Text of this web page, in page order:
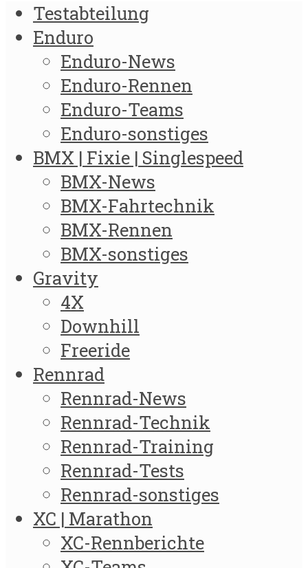
Testabteilung
Enduro
Enduro-News
Enduro-Rennen
Enduro-Teams
Enduro-sonstiges
BMX | Fixie | Singlespeed
BMX-News
BMX-Fahrtechnik
BMX-Rennen
BMX-sonstiges
Gravity
4X
Downhill
Freeride
Rennrad
Rennrad-News
Rennrad-Technik
Rennrad-Training
Rennrad-Tests
Rennrad-sonstiges
XC | Marathon
XC-Rennberichte